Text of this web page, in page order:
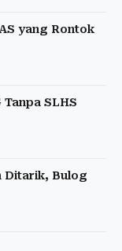
yang Rontok
SLHS
Ditarik, Bulog